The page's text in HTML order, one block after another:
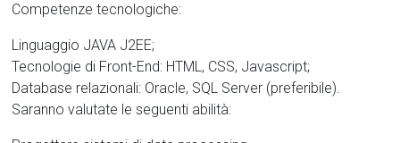
Competenze tecnologiche:
Linguaggio JAVA J2EE;
Tecnologie di Front-End: HTML, CSS, Javascript;
Database relazionali: Oracle, SQL Server (preferibile).
Saranno valutate le seguenti abilità: